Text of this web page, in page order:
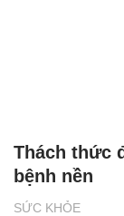
SỨC KHỎE
Thách thức
bệnh nền